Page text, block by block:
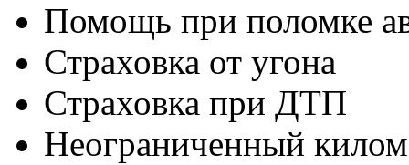
Помощь при поломке
Страховка от угона
Страховка при ДТП
Неограниченный